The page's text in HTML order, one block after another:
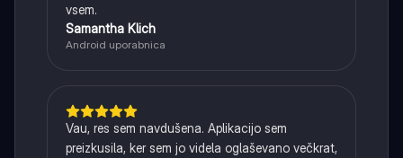
vsem.
Samantha Klich
Android uporabnica
Vau, res sem navdušena. Aplikacijo sem
preizkusila, ker sem jo videla oglaševano večkrat,